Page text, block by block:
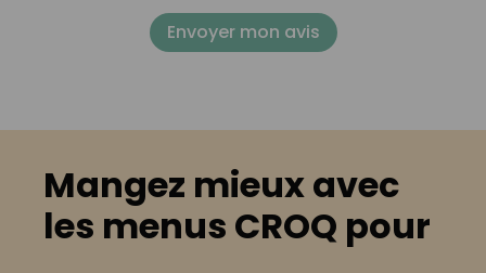
Envoyer mon avis
Mangez mieux avec
les menus CROQ pour